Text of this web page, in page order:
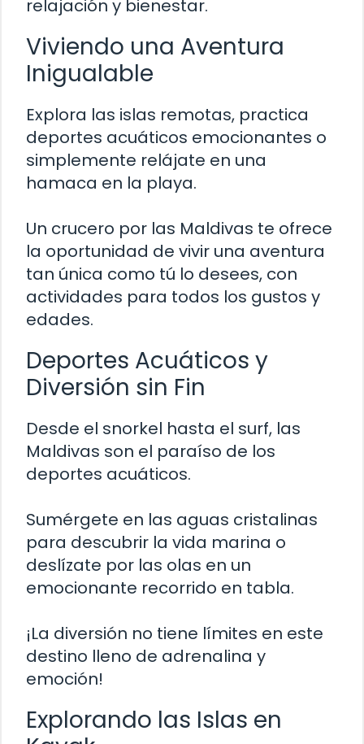
relajación y bienestar.
Viviendo una Aventura
Inigualable
Explora las islas remotas, practica
deportes acuáticos emocionantes o
simplemente relájate en una
hamaca en la playa.
Un crucero por las Maldivas te ofrece
la oportunidad de vivir una aventura
tan única como tú lo desees, con
actividades para todos los gustos y
edades.
Deportes Acuáticos y
Diversión sin Fin
Desde el snorkel hasta el surf, las
Maldivas son el paraíso de los
deportes acuáticos.
Sumérgete en las aguas cristalinas
para descubrir la vida marina o
deslízate por las olas en un
emocionante recorrido en tabla.
¡La diversión no tiene límites en este
destino lleno de adrenalina y
emoción!
Explorando las Islas en